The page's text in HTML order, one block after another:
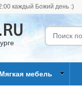
каждый Божий день :)
Мягкая мебель